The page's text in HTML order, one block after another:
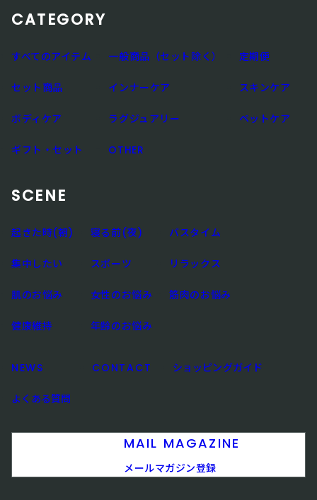
CATEGORY
すべてのアイテム 一般商品（セット除く） 定期便
セット商品 インナーケア スキンケア
ボディケア ラグジュアリー ペットケア
ギフト・セット OTHER
SCENE
起きた時(朝) 寝る前(夜) バスタイム
集中したい スポーツ リラックス
肌のお悩み 女性のお悩み 筋肉のお悩み
健康維持 年齢のお悩み
NEWS CONTACT ショッピングガイド
よくある質問
MAIL MAGAZINE
メールマガジン登録